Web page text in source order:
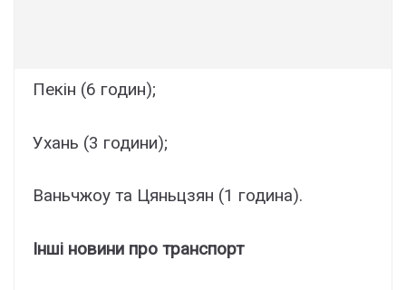
Пекін (6 годин);
Ухань (3 години);
Ваньчжоу та Цяньцзян (1 година).
Інші новини про транспорт